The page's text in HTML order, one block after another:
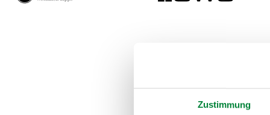
Zustimmung